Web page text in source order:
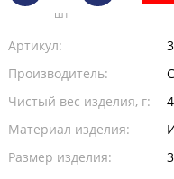
шт
Артикул:
Производитель:
Чистый вес изделия, г:
Материал изделия:
Размер изделия: